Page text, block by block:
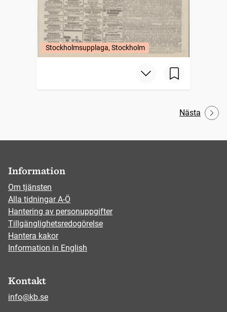
Stockholmsupplaga, Stockholm
Nästa
Information
Om tjänsten
Alla tidningar A-Ö
Hantering av personuppgifter
Tillgänglighetsredogörelse
Hantera kakor
Information in English
Kontakt
info@kb.se